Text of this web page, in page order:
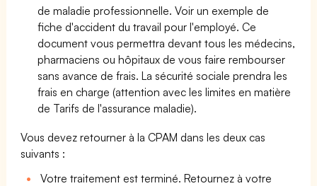
de maladie professionnelle. Voir un exemple de
fiche d'accident du travail pour l'employé. Ce
document vous permettra devant tous les médecins,
pharmaciens ou hôpitaux de vous faire rembourser
sans avance de frais. La sécurité sociale prendra les
frais en charge (attention avec les limites en matière
de Tarifs de l'assurance maladie).
Vous devez retourner à la CPAM dans les deux cas
suivants :
Votre traitement est terminé. Retournez à votre